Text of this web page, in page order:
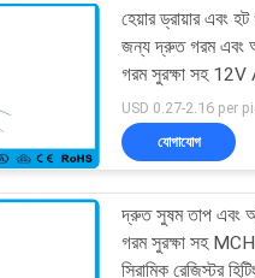
এয়ার হীটার
হেয়ার ড্রায়ার এবং
জন্য দ্রুত গরম এবং
গরম সুরক্ষা সহ
PTC সিরামিক হিটার
যোগাযোগ
দ্রুত সুষম তাপ এবং
গরম সুরক্ষা সহ
সিরামিক রেজিস্টর